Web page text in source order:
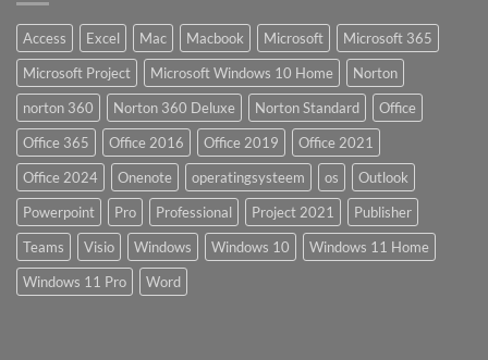
Access Excel Mac Macbook Microsoft
Microsoft 365
Microsoft Project
Microsoft Windows 10 Home
Norton
norton 360
Norton 360 Deluxe Norton Standard
Office
Office 365
Office 2016 Office 2019
Office 2021
Office 2024
Onenote operatingsysteem os
Outlook
Powerpoint
Pro Professional Project 2021
Publisher
Teams
Visio Windows Windows 10
Windows 11 Home
Windows 11 Pro
Word